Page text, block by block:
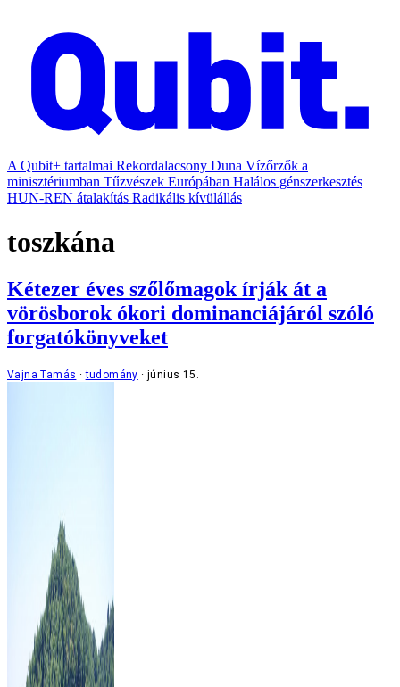
A Qubit+ tartalmai Rekordalacsony Duna Vízőrzők a
minisztériumban Tűzvészek Európában Halálos génszerkesztés
HUN-REN átalakítás Radikális kívülállás
toszkána
Kétezer éves szőlőmagok írják át a
vörösborok ókori dominanciájáról szóló
forgatókönyveket
Vajna Tamás tudomány június 15.